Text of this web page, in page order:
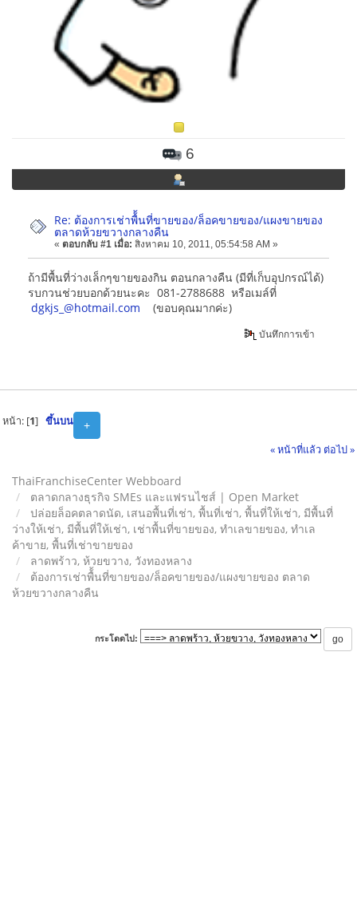
6
Re: ต้องการเช่าพื้้นที่ขายของ/ล็อคขายของ/แผงขายของ
ตลาดห้วยขวางกลางคืน
« ตอบกลับ #1 เมื่อ: สิงหาคม 10, 2011, 05:54:58 AM »
ถ้ามีพื้นที่ว่างเล็กๆขายของกิน ตอนกลางคืน (มีที่เก็บอุปกรณ์ได้)
รบกวนช่วยบอกด้วยนะคะ 081-2788688 หรือเมล์ที่
dgkjs_@hotmail.com (ขอบคุณมากค่ะ)
บันทึกการเข้า
+
หน้า: [1] ขึ้นบน
« หน้าที่แล้ว ต่อไป »
ThaiFranchiseCenter Webboard
ตลาดกลางธุรกิจ SMEs และแฟรนไชส์ | Open Market
ปล่อยล็อคตลาดนัด, เสนอพื้นที่เช่า, พื้นที่เช่า, พื้นที่ให้เช่า, มีพื้นที่
ว่างให้เช่า, มีพื้นที่ให้เช่า, เช่าพื้นที่ขายของ, ทําเลขายของ, ทำเล
ค้าขาย, พื้นที่เช่าขายของ
ลาดพร้าว, ห้วยขวาง, วังทองหลาง
ต้องการเช่าพื้้นที่ขายของ/ล็อคขายของ/แผงขายของ ตลาด
ห้วยขวางกลางคืน
กระโดดไป: